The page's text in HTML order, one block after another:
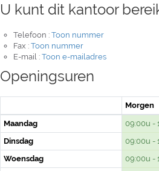
U kunt dit kantoor
Telefoon : Toon nummer
Fax : Toon nummer
E-mail : Toon e-mailadres
Openingsuren
Morgen
Maandag
09:00u -
Dinsdag
09:00u -
Woensdag
09:00u -